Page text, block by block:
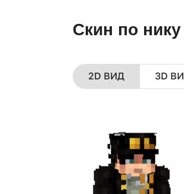
Скин по
2D ВИД 3D